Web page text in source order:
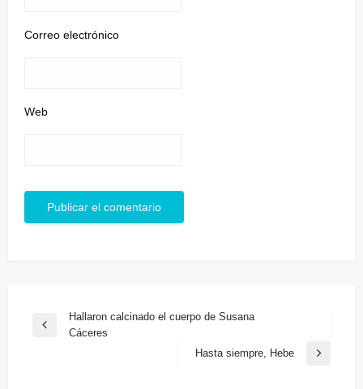
Correo electrónico
Web
Navegación
Entrada
Hallaron calcinado el cuerpo de Susana
Cáceres
Entrada
Hasta siempre, Hebe